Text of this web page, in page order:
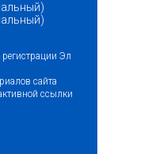
Эл
сайта
ссылки